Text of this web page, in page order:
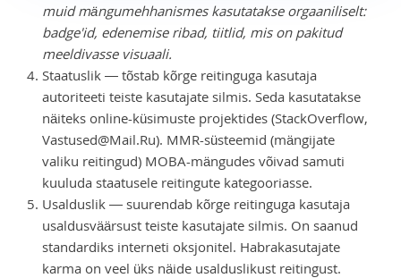
muid mängumehhanismes kasutatakse orgaaniliselt:
badge'id, edenemise ribad, tiitlid, mis on pakitud
meeldivasse visuaali.
Staatuslik — tõstab kõrge reitinguga kasutaja
autoriteeti teiste kasutajate silmis. Seda kasutatakse
näiteks online-küsimuste projektides (StackOverflow,
Vastused@Mail.Ru). MMR-süsteemid (mängijate
valiku reitingud) MOBA-mängudes võivad samuti
kuuluda staatusele reitingute kategooriasse.
Usalduslik — suurendab kõrge reitinguga kasutaja
usaldusväärsust teiste kasutajate silmis. On saanud
standardiks interneti oksjonitel. Habrakasutajate
karma on veel üks näide usalduslikust reitingust.